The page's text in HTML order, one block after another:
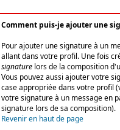
Comment puis-je ajouter une
Pour ajouter une signature à un
allant dans votre profil. Une fois
signature lors de la composition
Vous pouvez aussi ajouter votre
case appropriée dans votre profil
votre signature à un message en
signature lors de sa composition).
Revenir en haut de page